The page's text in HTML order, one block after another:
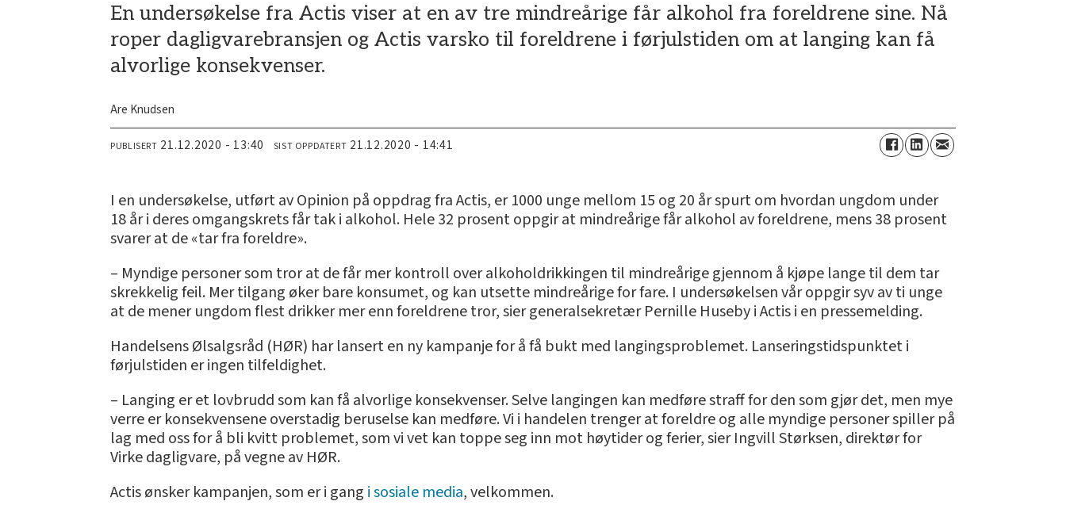
En undersøkelse fra Actis viser at en av tre mindreårige får alkohol fra foreldrene sine. Nå
roper dagligvarebransjen og Actis varsko til foreldrene i førjulstiden om at langing kan få
alvorlige konsekvenser.
Are Knudsen
PUBLISERT 21.12.2020 - 13:40 SIST OPPDATERT 21.12.2020 - 14:41
I en undersøkelse, utført av Opinion på oppdrag fra Actis, er 1000 unge mellom 15 og 20 år spurt om hvordan ungdom under
18 år i deres omgangskrets får tak i alkohol. Hele 32 prosent oppgir at mindreårige får alkohol av foreldrene, mens 38 prosent
svarer at de «tar fra foreldre».
– Myndige personer som tror at de får mer kontroll over alkoholdrikkingen til mindreårige gjennom å kjøpe lange til dem tar
skrekkelig feil. Mer tilgang øker bare konsumet, og kan utsette mindreårige for fare. I undersøkelsen vår oppgir syv av ti unge
at de mener ungdom flest drikker mer enn foreldrene tror, sier generalsekretær Pernille Huseby i Actis i en pressemelding.
Handelsens Ølsalgsråd (HØR) har lansert en ny kampanje for å få bukt med langingsproblemet. Lanseringstidspunktet i
førjulstiden er ingen tilfeldighet.
– Langing er et lovbrudd som kan få alvorlige konsekvenser. Selve langingen kan medføre straff for den som gjør det, men mye
verre er konsekvensene overstadig beruselse kan medføre. Vi i handelen trenger at foreldre og alle myndige personer spiller på
lag med oss for å bli kvitt problemet, som vi vet kan toppe seg inn mot høytider og ferier, sier Ingvill Størksen, direktør for
Virke dagligvare, på vegne av HØR.
Actis ønsker kampanjen, som er i gang i sosiale media, velkommen.